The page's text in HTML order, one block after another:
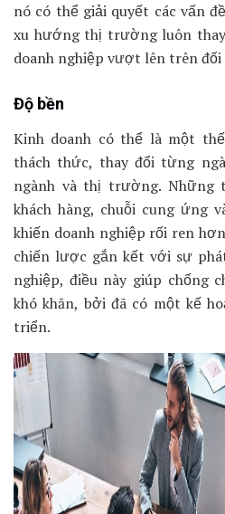
nó có thể giải quyết các vấn
xu hướng thị trường luôn
doanh nghiệp vượt lên trên
Độ bền
Kinh doanh có thể là một
thách thức, thay đổi từng
ngành và thị trường. Những
khách hàng, chuỗi cung ứng
khiến doanh nghiệp rối ren
chiến lược gắn kết với sự
nghiệp, điều này giúp chống
khó khăn, bởi đã có một kế
triển.